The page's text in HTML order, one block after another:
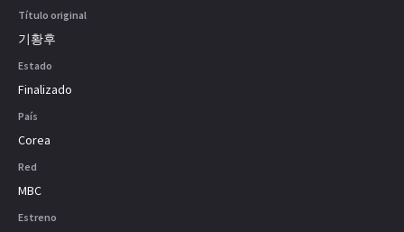
Huizong; se abre una oportunidad para convertirse en la siguiente
contra la injusticia en la era Goryeo. La historia transcurre en el
tiempo y un fuerte y tormentoso triángulo amoroso cae sobre los
tres mientras enfrentan con valentía las injusticias que los
encierran.
Título original
기황후
Estado
Finalizado
País
Corea
Red
MBC
Estreno